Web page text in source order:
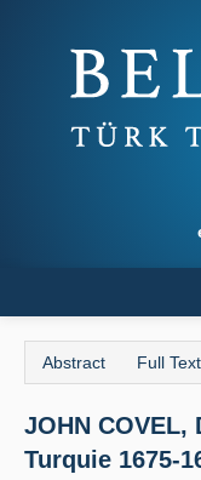
About
Journal Boards
Abstract Full Text
JOHN COVEL,
Turquie 1675-